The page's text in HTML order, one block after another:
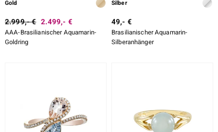
Gold
2.999,- € 2.499,- €
AAA-Brasilianischer Aquamarin-
Goldring
Silber
49,- €
Brasilianischer Aquamarin-
Silberanhänger